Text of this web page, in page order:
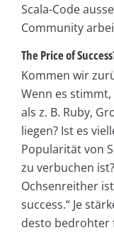
Scala-Code
Community
The Price of
Kommen wir
Wenn es
als z. B. Ruby,
liegen? Ist es
Popularität von
zu verbuchen
Ochsenreither
success.“ Je
desto bedrohter